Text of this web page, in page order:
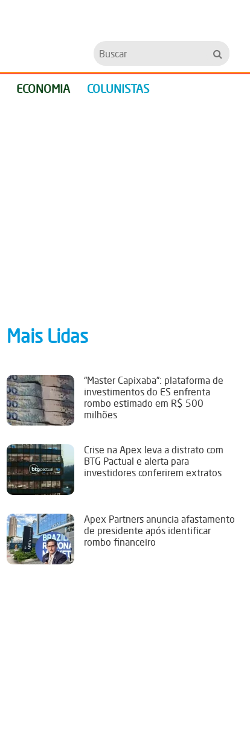
Buscar
ECONOMIA COLUNISTAS
Mais Lidas
“Master Capixaba”: plataforma de
investimentos do ES enfrenta
rombo estimado em R$ 500
milhões
Crise na Apex leva a distrato com
BTG Pactual e alerta para
investidores conferirem extratos
Apex Partners anuncia afastamento
de presidente após identificar
rombo financeiro